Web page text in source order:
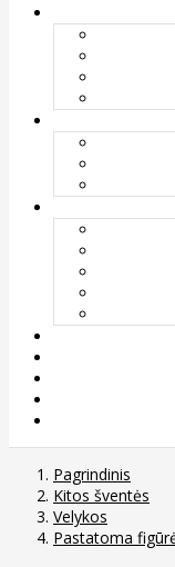
Pagrindinis
Kitos šventės
Velykos
Pastatoma